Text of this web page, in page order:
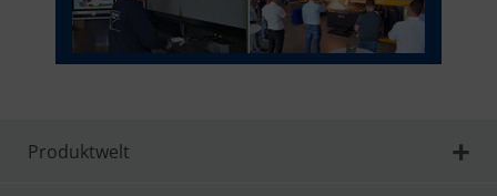
Produktwelt